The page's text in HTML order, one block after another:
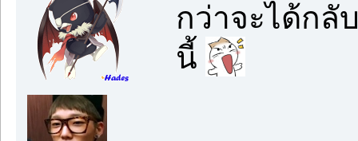
กว่าจะได้กลั
นี้